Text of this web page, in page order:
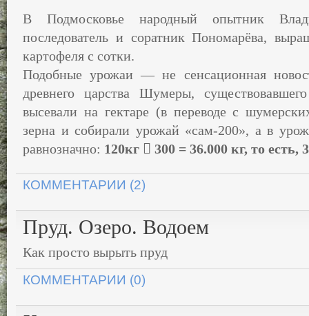
В Подмосковье народный опытник
последователь и соратник Пономарёва,
картофеля с сотки.
Подобные урожаи — не сенсационная
древнего царства Шумеры,
высевали на гектаре (в переводе с
зерна и собирали урожай «сам-200», а в
равнозначно: 120кг  300 = 36.000 кг, то есть,
КОММЕНТАРИИ (2)
Пруд. Озеро. Водоем
Как просто вырыть пруд
КОММЕНТАРИИ (0)